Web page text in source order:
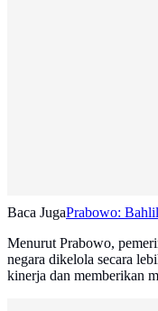
Baca JugaPrabowo:
Menurut Prabowo,
negara dikelola secara
kinerja dan memberikan